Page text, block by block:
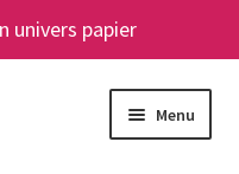
univers papier
Menu